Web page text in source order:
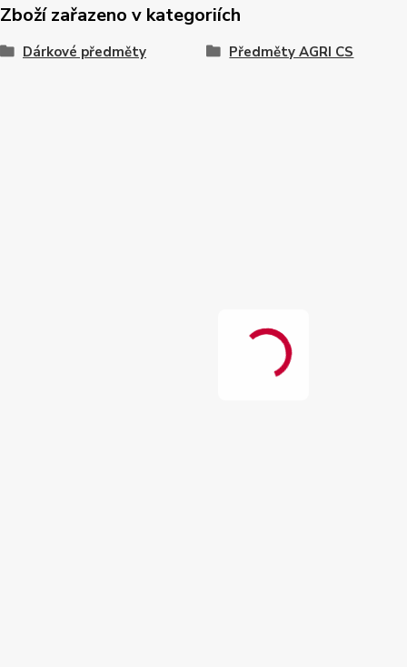
Zboží zařazeno v kategoriích
Dárkové předměty Předměty AGRI CS